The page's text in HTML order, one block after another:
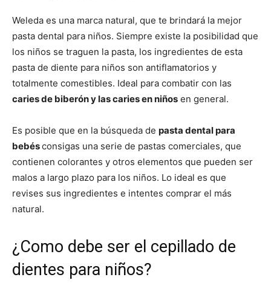
Weleda es una marca natural, que te brindará la mejor
pasta dental para niños. Siempre existe la posibilidad que
los niños se traguen la pasta, los ingredientes de esta
pasta de diente para niños son antiflamatorios y
totalmente comestibles. Ideal para combatir con las
caries de biberón y las caries en niños en general.
Es posible que en la búsqueda de pasta dental para
bebésconsigas una serie de pastas comerciales, que
contienen colorantes y otros elementos que pueden ser
malos a largo plazo para los niños. Lo ideal es que
revises sus ingredientes e intentes comprar el más
natural.
¿Como debe ser el cepillado de
dientes para niños?